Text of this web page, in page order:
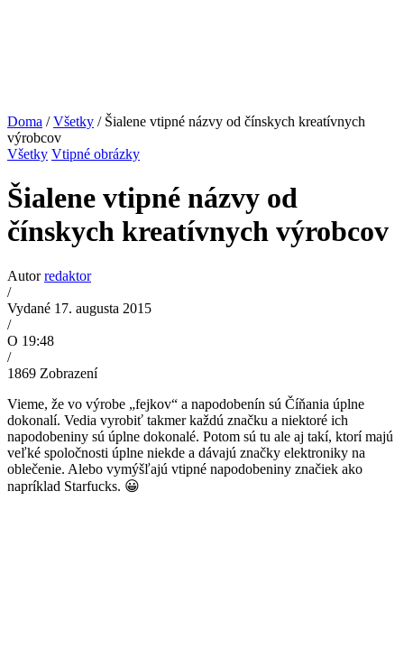
Doma /Všetky / Šialene vtipné názvy od čínskych kreatívnych
výrobcov
Všetky Vtipné obrázky
Šialene vtipné názvy od
čínskych kreatívnych výrobcov
Autorredaktor
/
Vydané 17. augusta 2015
/
O 19:48
/
1869 Zobrazení
Vieme, že vo výrobe „fejkov“ a napodobenín sú Číňania úplne
dokonalí. Vedia vyrobiť takmer každú značku a niektoré ich
napodobeniny sú úplne dokonalé. Potom sú tu ale aj takí, ktorí majú
veľké spoločnosti úplne niekde a dávajú značky elektroniky na
oblečenie. Alebo vymýšľajú vtipné napodobeniny značiek ako
napríklad Starfucks. 😀